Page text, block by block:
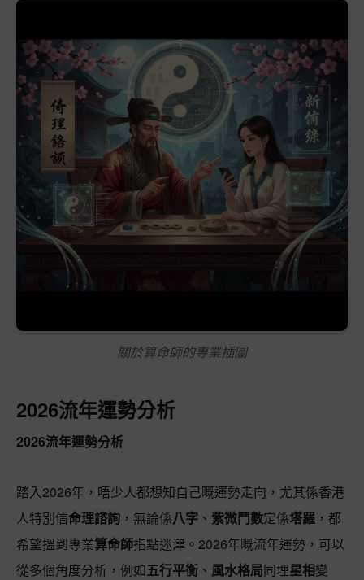
關於算命師的專業插圖
2026流年運勢分析
2026流年運勢分析
踏入2026年，唔少人都想知自己嘅運勢走向，尤其係香港
人特別信命理諮詢 ，無論係八字 、 紫微鬥數定係塔羅 ，都
希望搵到專業算命師指點迷津。2026年嘅流年運勢，可以
從多個角度分析，例如五行平衡 、 風水格局同埋星相變